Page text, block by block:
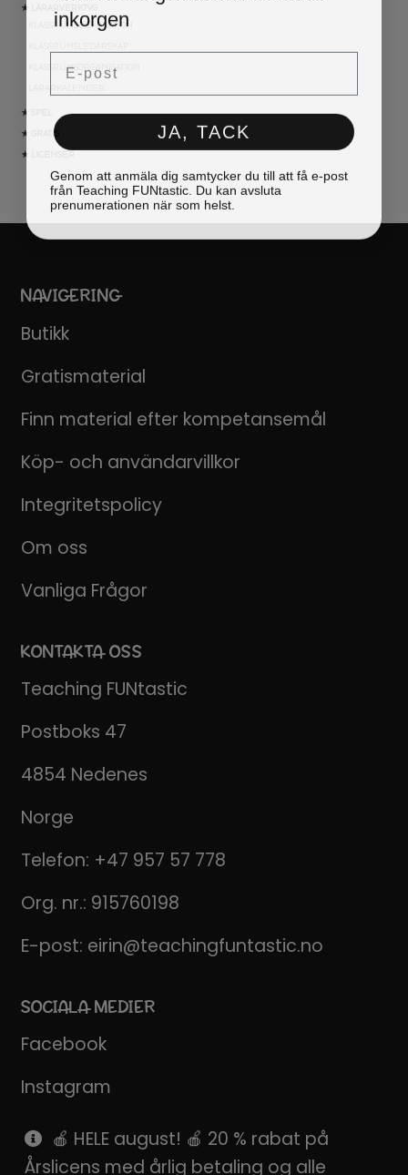
★ LÄRARVERKTYG
KLASSRUMSDEKORATION
KLASSRUMSORGANISATION
★ SPEL
★ GRATIS
★ LICENSER
NAVIGERING
Butikk
Gratismaterial
Finn material efter kompetansemål
Köp- och användarvillkor
Integritetspolicy
Om oss
Vanliga Frågor
KONTAKTA OSS
Teaching FUNtastic
Postboks 47
4854 Nedenes
Norge
Telefon: +47 957 57 778
Org. nr.: 915760198
E-post: eirin@teachingfuntastic.no
SOCIALA MEDIER
Facebook
Instagram
Pinterest
🍎 HELE august! 🍎 20 % rabat på
Årslicens med årlig betaling og alle
inkorgen
Email
JA, TACK
Genom att anmäla dig samtycker du till att få e-post
från Teaching FUNtastic. Du kan avsluta
prenumerationen när som helst.